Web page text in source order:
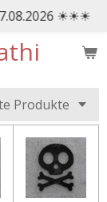
☀☀☀